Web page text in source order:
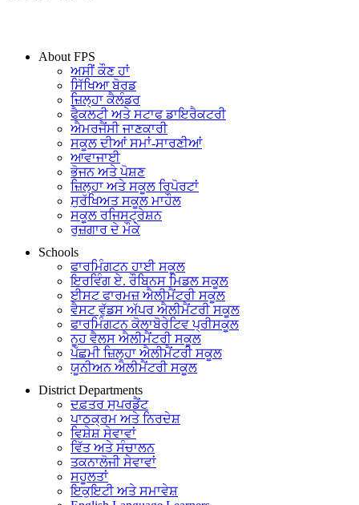
About FPS
ਅਸੀਂ ਕੌਣ ਹਾਂ
ਸਿੱਖਿਆ ਬੋਰਡ
ਜ਼ਿਲ੍ਹਾ ਕੈਲੰਡਰ
ਫੈਕਲਟੀ ਅਤੇ ਸਟਾਫ ਡਾਇਰੈਕਟਰੀ
ਐਮਰਜੈਂਸੀ ਜਾਣਕਾਰੀ
ਸਕੂਲ ਦੀਆਂ ਸਮਾਂ-ਸਾਰਣੀਆਂ
ਆਵਾਜਾਈ
ਭੋਜਨ ਅਤੇ ਪੋਸ਼ਣ
ਜ਼ਿਲ੍ਹਾ ਅਤੇ ਸਕੂਲ ਰਿਪੋਰਟਾਂ
ਸੁਰੱਖਿਅਤ ਸਕੂਲ ਮਾਹੌਲ
ਸਕੂਲ ਰਜਿਸਟ੍ਰੇਸ਼ਨ
ਰੁਜ਼ਗਾਰ ਦੇ ਮੌਕੇ
Schools
ਫਾਰਮਿੰਗਟਨ ਹਾਈ ਸਕੂਲ
ਇਰਵਿੰਗ ਏ. ਰੌਬਿਨਸ ਮਿਡਲ ਸਕੂਲ
ਈਸਟ ਫਾਰਮਜ਼ ਐਲੀਮੈਂਟਰੀ ਸਕੂਲ
ਵੈਸਟ ਵੁੱਡਸ ਅੱਪਰ ਐਲੀਮੈਂਟਰੀ ਸਕੂਲ
ਫਾਰਮਿੰਗਟਨ ਕੋਲਾਬੋਰੇਟਿਵ ਪ੍ਰੀਸਕੂਲ
ਨੂਹ ਵੈਲਸ ਐਲੀਮੈਂਟਰੀ ਸਕੂਲ
ਪੱਛਮੀ ਜ਼ਿਲ੍ਹਾ ਐਲੀਮੈਂਟਰੀ ਸਕੂਲ
ਯੂਨੀਅਨ ਐਲੀਮੈਂਟਰੀ ਸਕੂਲ
District Departments
ਦਫ਼ਤਰ ਸੁਪਰਡੈਂਟ
ਪਾਠਕ੍ਰਮ ਅਤੇ ਨਿਰਦੇਸ਼
ਵਿਸ਼ੇਸ਼ ਸੇਵਾਵਾਂ
ਵਿੱਤ ਅਤੇ ਸੰਚਾਲਨ
ਤਕਨਾਲੋਜੀ ਸੇਵਾਵਾਂ
ਸਹੂਲਤਾਂ
ਇਕੁਇਟੀ ਅਤੇ ਸਮਾਵੇਸ਼